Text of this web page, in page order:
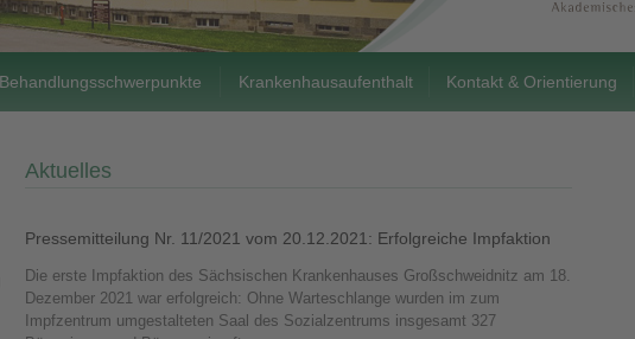
Behandlungsschwerpunkte Krankenhausaufenthalt Kontakt & Orientierung
Aktuelles
Pressemitteilung Nr. 11/2021 vom 20.12.2021: Erfolgreiche Impfaktion
Die erste Impfaktion des Sächsischen Krankenhauses Großschweidnitz am 18.
Dezember 2021 war erfolgreich: Ohne Warteschlange wurden im zum
Impfzentrum umgestalteten Saal des Sozialzentrums insgesamt 327